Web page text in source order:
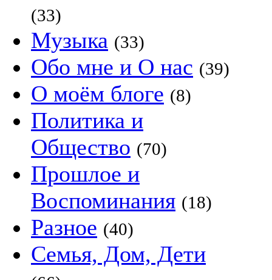
(33)
Музыка (33)
Обо мне и О нас (39)
О моём блоге (8)
Политика и
Общество (70)
Прошлое и
Воспоминания (18)
Разное (40)
Семья, Дом, Дети